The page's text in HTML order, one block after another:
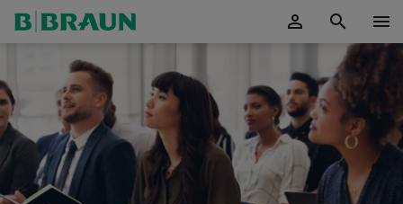
person search menu